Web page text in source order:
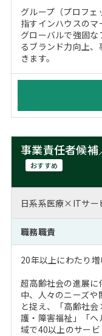
グループ（プロフ
指すインハウスの
グローバルで強固
るブランド力向上
きます。
事業責任者候
おすすめ
日系系医療×ITサ
職務職責
20年以上にわたり増
超高齢社会の進展に
中、人々のニーズ
と捉え、「高齢社
護・障害福祉」「
域で40以上のサー